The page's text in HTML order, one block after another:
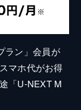
ラン」会員が
マホ代がお得
「U-NEXT M